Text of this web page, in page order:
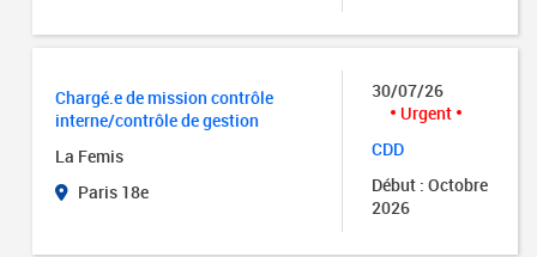
Chargé.e de mission contrôle
interne/contrôle de gestion
La Femis
Paris 18e
30/07/26
Urgent
CDD
Début : Octobre
2026